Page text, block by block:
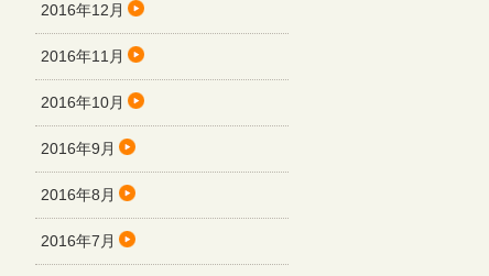
2016年12月
2016年11月
2016年10月
2016年9月
2016年8月
2016年7月